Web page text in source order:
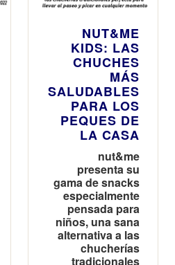
NUT&ME
KIDS: LAS
CHUCHES
MÁS
SALUDABLES
PARA LOS
PEQUES DE
LA CASA
nut&me
presenta su
gama de snacks
especialmente
pensada para
niños, una sana
alternativa a las
chucherías
tradicionales